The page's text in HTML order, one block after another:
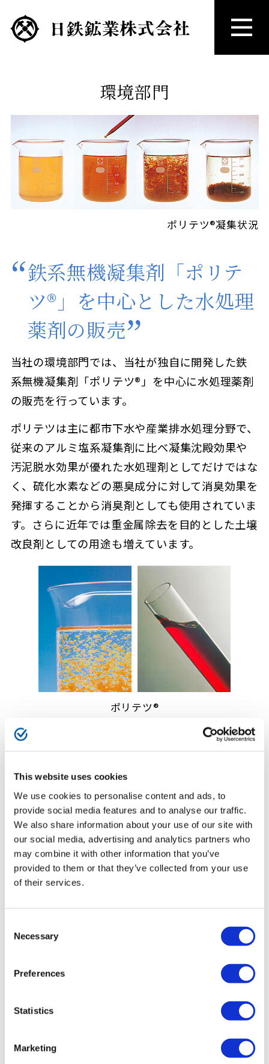
This website uses cookies
We use cookies to personalise content and ads, to
provide social media features and to analyse our traffic.
We also share information about your use of our site with
our social media, advertising and analytics partners who
may combine it with other information that you’ve
provided to them or that they’ve collected from your use
of their services.
Selection
Necessary
Preferences
Statistics
Marketing
環境部門
ポリテツ®凝集状況
鉄系無機凝集剤「ポリテ
ツ®」を中心とした水処理
薬剤の販売
当社の環境部門では、当社が独自に開発した鉄
系無機凝集剤「ポリテツ®」を中心に水処理薬剤
の販売を行っています。
ポリテツは主に都市下水や産業排水処理分野で、
従来のアルミ塩系凝集剤に比べ凝集沈殿効果や
汚泥脱水効果が優れた水処理剤としてだけではな
く、硫化水素などの悪臭成分に対して消臭効果を
発揮することから消臭剤としても使用されていま
す。さらに近年では重金属除去を目的とした土壌
改良剤としての用途も増えています。
ポリテツ®
ポリテツ®荷姿・輸送車
剤「テツフロック®」などもあります。
当社の営業モットーとして、単なるメーカーとし
てではなく、営業マンが客先のニーズに対し最適
な水処理方法を指導、助言するなど、きめ細かい
今後は、客先並びに社会の環境に対する意識が